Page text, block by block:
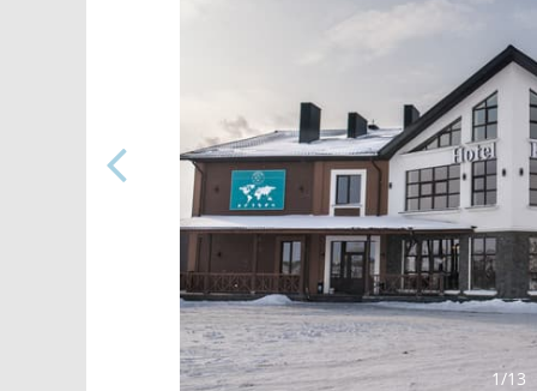
1/13